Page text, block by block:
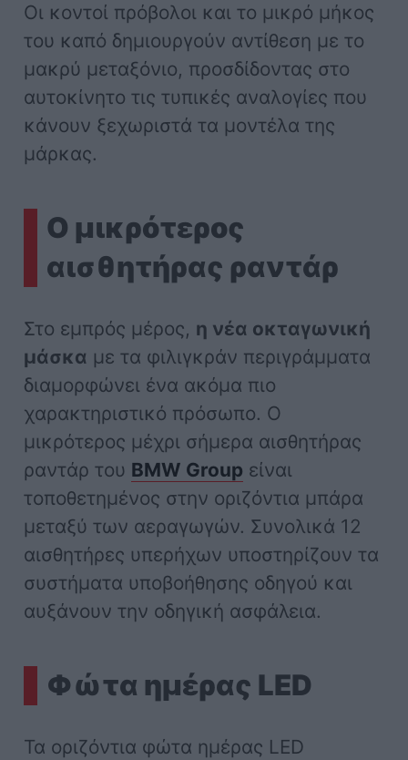
Οι κοντοί πρόβολοι και το μικρό μήκος
του καπό δημιουργούν αντίθεση με το
μακρύ μεταξόνιο, προσδίδοντας στο
αυτοκίνητο τις τυπικές αναλογίες που
κάνουν ξεχωριστά τα μοντέλα της
μάρκας.
Ο μικρότερος
αισθητήρας ραντάρ
Στο εμπρός μέρος, η νέα οκταγωνική
μάσκα με τα φιλιγκράν περιγράμματα
διαμορφώνει ένα ακόμα πιο
χαρακτηριστικό πρόσωπο. Ο
μικρότερος μέχρι σήμερα αισθητήρας
ραντάρ του BMW Group είναι
τοποθετημένος στην οριζόντια μπάρα
μεταξύ των αεραγωγών. Συνολικά 12
αισθητήρες υπερήχων υποστηρίζουν τα
συστήματα υποβοήθησης οδηγού και
αυξάνουν την οδηγική ασφάλεια.
Φώτα ημέρας LED
Τα οριζόντια φώτα ημέρας LED